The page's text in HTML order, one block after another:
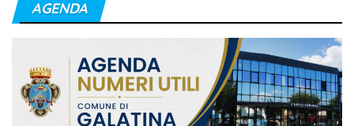
AGENDA